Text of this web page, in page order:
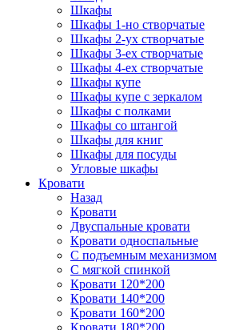
Шкафы
Шкафы 1-но створчатые
Шкафы 2-ух створчатые
Шкафы 3-ех створчатые
Шкафы 4-ех створчатые
Шкафы купе
Шкафы купе с зеркалом
Шкафы с полками
Шкафы со штангой
Шкафы для книг
Шкафы для посуды
Угловые шкафы
Кровати
Назад
Кровати
Двуспальные кровати
Кровати односпальные
С подъемным механизмом
С мягкой спинкой
Кровати 120*200
Кровати 140*200
Кровати 160*200
Кровати 180*200